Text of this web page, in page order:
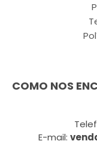
COMO NOS
E-mail: